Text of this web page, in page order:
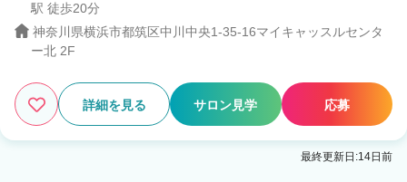
駅 徒歩20分
神奈川県横浜市都筑区中川中央1-35-16マイキャッスルセンタ
ー北 2F
詳細を見る サロン見学 応募
最終更新日:14日前